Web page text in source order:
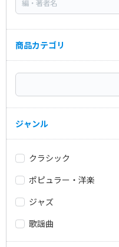
商品カテゴリ
ジャンル
クラシック
ポピュラー・洋楽
ジャズ
歌謡曲